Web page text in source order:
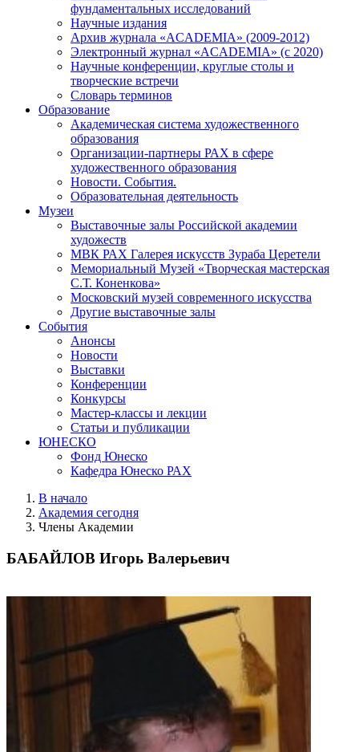
фундаментальных исследований
Научные издания
Архив журнала «ACADEMIA» (2009-2012)
Электронный журнал «ACADEMIA» (с 2020)
Научные конференции, круглые столы и
творческие встречи
Словарь терминов
Образование
Академическая система художественного
образования
Организации-партнеры РАХ в сфере
художественного образования
Новости. События.
Образовательная деятельность
Музеи
Выставочные залы Российской академии
художеств
МВК РАХ Галерея искусств Зураба Церетели
Мемориальный Музей «Творческая мастерская
С.Т. Коненкова»
Московский музей современного искусства
Другие выставочные залы
События
Анонсы
Новости
Выставки
Конференции
Конкурсы
Мастер-классы и лекции
Статьи и публикации
ЮНЕСКО
Фонд Юнеско
Кафедра Юнеско РАХ
В начало
Академия сегодня
Члены Академии
БАБАЙЛОВ Игорь Валерьевич